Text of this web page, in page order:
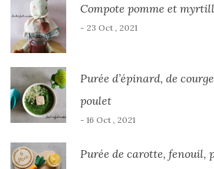
Compote pomme et
- 23 Oct , 2021
Purée d’épinard, de
poulet
- 16 Oct , 2021
Purée de carotte, fenouil,